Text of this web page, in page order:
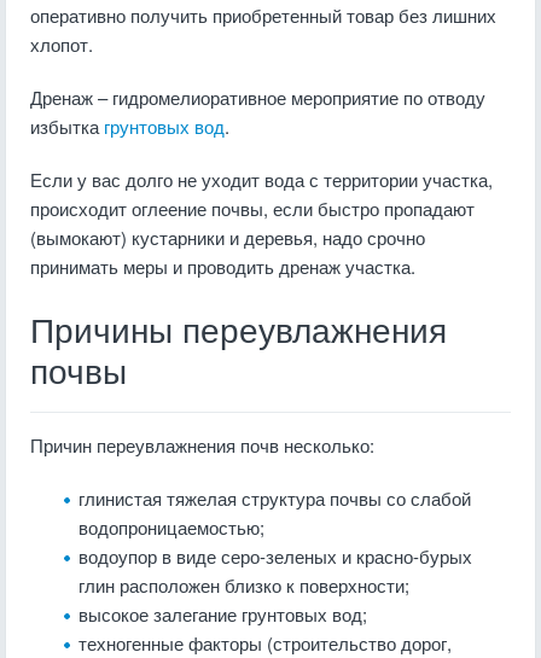
оперативно получить приобретенный товар без лишних
хлопот.
Дренаж – гидромелиоративное мероприятие по отводу
избытка грунтовых вод.
Если у вас долго не уходит вода с территории участка,
происходит оглеение почвы, если быстро пропадают
(вымокают) кустарники и деревья, надо срочно
принимать меры и проводить дренаж участка.
Причины переувлажнения
почвы
Причин переувлажнения почв несколько:
глинистая тяжелая структура почвы со слабой
водопроницаемостью;
водоупор в виде серо-зеленых и красно-бурых
глин расположен близко к поверхности;
высокое залегание грунтовых вод;
техногенные факторы (строительство дорог,